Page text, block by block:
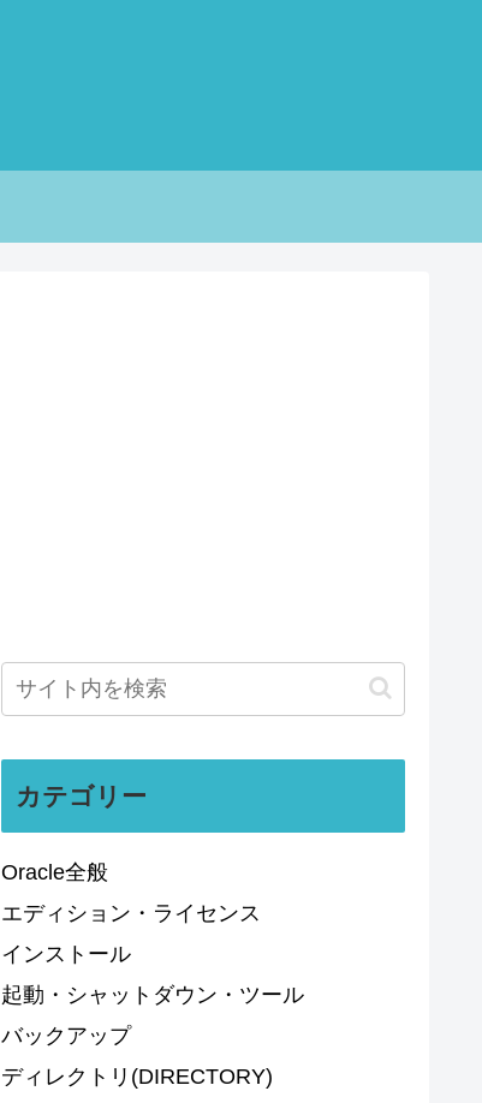
カテゴリー
Oracle全般
エディション・ライセンス
インストール
起動・シャットダウン・ツール
バックアップ
ディレクトリ(DIRECTORY)